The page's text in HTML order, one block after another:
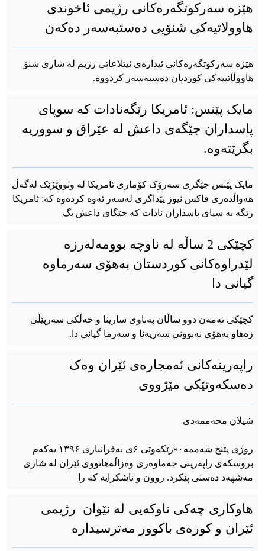
هێزە سەرکوتگەرەکانی رژیمی ئاخوندی
هاوولاتیەکی شنۆیی دەستبەسەر دەکەن
هێزە سەرکوتگەرەکانی ئیدارەی ئیتلاعاتی رژیم لە شاری شنۆ
هاووڵاتییەکی کوردیان دەسبەسەر کردووە.
مایک پێنس: ئامریکا رێگەنادات کە سوپای
پاسداران جێگەی داعش لە عێراق و سووریە
بگرێتەوە.
مایک پێنس جێگری سەرۆک کۆماری ئامریکا لە وتووێژێک لەگەڵ
هەواڵدەری فاکس نیوز پێداگری لەسەر ئەوە کردەوە کە: ئامریکا
رێگە بە سپای پاسداران نادات کە جێگای داعش بگ
کچێکی 2 ساڵە لە ناوچە بوومەلەرزە
لێدراوەکانی کوردستان بەهۆی سەرماوە
گیانی دا
کچێکی تەمەن دوو ساڵان بەناوی سارینا و خەڵکی سەرپێڵی
زەهاو بەهۆی نەبوونی سەرپەنا و سەرما گیانی دا.
راپەرینەکانی ئەمجارەی ئێران وەک
دەسکەوتێکی مێژووی
شیلان محەممەدی
روژی پێنج شەممه٠«رێکەوتی ۶ی بەفرانباری ۱۳۹۶ یەکەم
بروسکەی راپەرینی جەماوەری وەزاڵەهاتووی ئێران لە شاری
مەشهەد دەستی پێکرد. روون و ئاشکرایە کە را
هاوکاری چەکی ناوکەیی لە نێوان رژیمی
ئێران و کورەی باکوور مەترسیدارە